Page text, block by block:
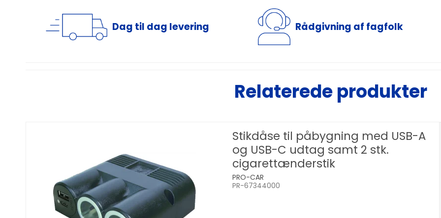
Dag til dag levering Rådgivning af fagfolk
Relaterede produkter
Stikdåse til påbygning med USB-A
og USB-C udtag samt 2 stk.
cigarettænderstik
PRO-CAR
PR-67344000